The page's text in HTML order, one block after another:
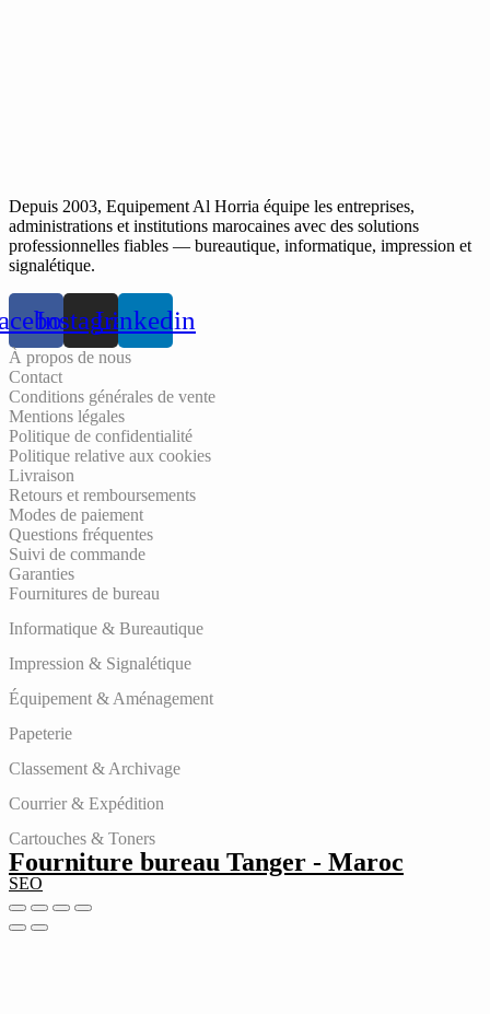
Depuis 2003, Equipement Al Horria équipe les entreprises,
administrations et institutions marocaines avec des solutions
professionnelles fiables — bureautique, informatique, impression et
signalétique.
InstagramLinkedin
À propos de nous
Contact
Conditions générales de vente
Mentions légales
Politique de confidentialité
Politique relative aux cookies
Livraison
Retours et remboursements
Modes de paiement
Questions fréquentes
Suivi de commande
Garanties
Fournitures de bureau
Informatique & Bureautique
Impression & Signalétique
Équipement & Aménagement
Papeterie
Classement & Archivage
Courrier & Expédition
Cartouches & Toners
Fourniture bureau Tanger - Maroc
SEO